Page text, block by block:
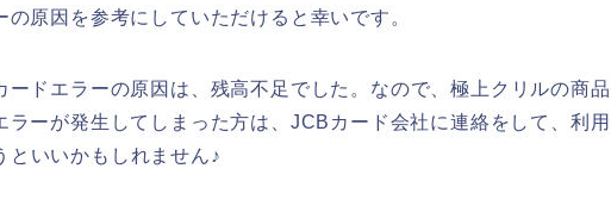
原因を参考にしていただけると幸いです。
ードエラーの原因は、残高不足でした。なので、極上クリルの商品
ラーが発生してしまった方は、JCBカード会社に連絡をして、利用
といいかもしれません♪